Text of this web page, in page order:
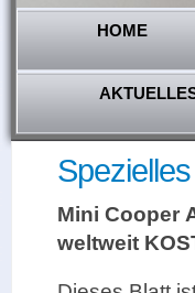
HOME
Mini Cooper
weltweit